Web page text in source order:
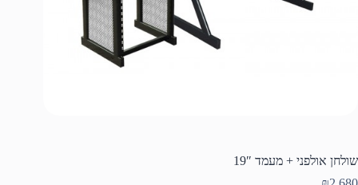
שולחן אולפני + מעמד 19″